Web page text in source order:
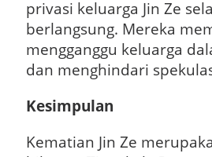
privasi keluarga Jin Ze
berlangsung. Mereka
mengganggu keluarga
dan menghindari
Kesimpulan
Kematian Jin Ze